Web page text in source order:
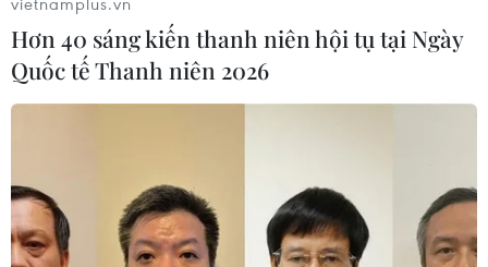
Pháp cảnh giác nguy cơ thao túng
thông tin trước bầu cử tổng thống
năm 2027
Hơn 40 sáng kiến thanh niên hội tụ tại Ngày
Quốc tế Thanh niên 2026